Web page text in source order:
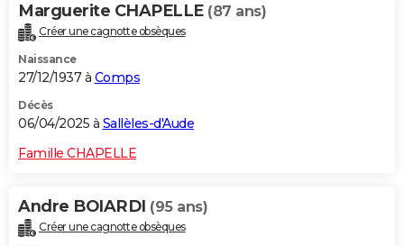
Marguerite CHAPELLE (87 ans)
Créer une cagnotte obsèques
Naissance
27/12/1937 à Comps
Décès
06/04/2025 à Sallèles-d'Aude
Famille CHAPELLE
Andre BOIARDI (95 ans)
Créer une cagnotte obsèques